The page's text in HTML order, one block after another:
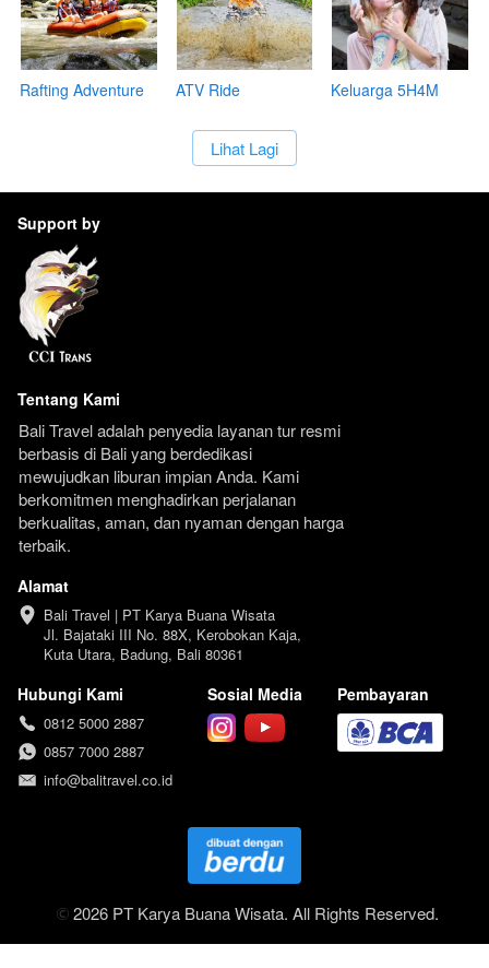
Rafting Adventure
ATV Ride
Keluarga 5H4M
`Lihat Lagi
Support by
Tentang Kami
Bali Travel adalah penyedia layanan tur resmi
berbasis di Bali yang berdedikasi
mewujudkan liburan impian Anda. Kami
berkomitmen menghadirkan perjalanan
berkualitas, aman, dan nyaman dengan harga
terbaik.
Alamat
Bali Travel | PT Karya Buana Wisata
Jl. Bajataki III No. 88X, Kerobokan Kaja,
Kuta Utara, Badung, Bali 80361
Hubungi Kami
0812 5000 2887
0857 7000 2887
info@balitravel.co.id
Sosial Media Pembayaran
2026 PT Karya Buana Wisata. All Rights Reserved.